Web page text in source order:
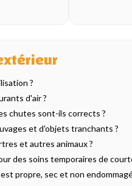
?
d'air ?
chutes sont-ils corrects ?
et d'objets tranchants ?
et autres animaux ?
des soins temporaires de
propre, sec et non